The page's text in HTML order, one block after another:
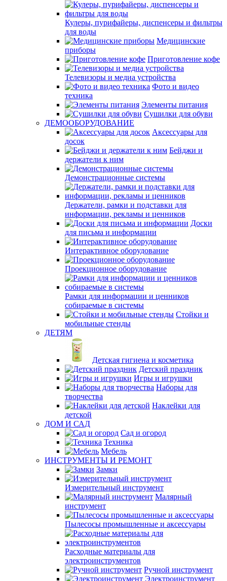
Кулеры, пурифайеры, диспенсеры и фильтры
для воды
Медицинские
приборы
Приготовление кофе
Телевизоры и медиа устройства
Фото и видео
техника
Элементы питания
Сушилки для обуви
ДЕМООБОРУДОВАНИЕ
Аксессуары для
досок
Бейджи и
держатели к ним
Демонстрационные системы
Держатели, рамки и подставки для
информации, рекламы и ценников
Доски
для письма и информации
Интерактивное оборудование
Проекционное оборудование
Рамки для информации и ценников
собираемые в системы
Стойки и
мобильные стенды
ДЕТЯМ
Детская гигиена и косметика
Детский праздник
Игры и игрушки
Наборы для
творчества
Наклейки для
детской
ДОМ И САД
Сад и огород
Техника
Мебель
ИНСТРУМЕНТЫ И РЕМОНТ
Замки
Измерительный инструмент
Малярный
инструмент
Пылесосы промышленные и аксессуары
Расходные материалы для
электроинструментов
Ручной инструмент
Электроинструмент